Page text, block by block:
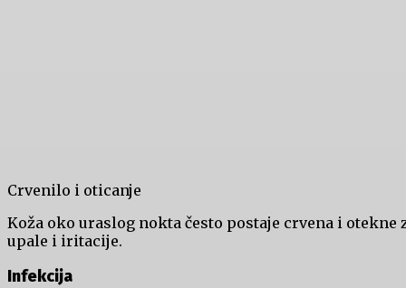
Crvenilo i oticanje
Koža oko uraslog nokta često postaje crvena i otekne
upale i iritacije.
Infekcija